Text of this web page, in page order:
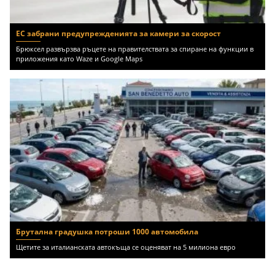
ЕС забрани предупрежденията за камери за скорост
Брюксел развързва ръцете на правителствата за спиране на функции в
приложения като Waze и Google Maps
Брутална градушка потроши 1000 автомобила
Щетите за италианската автокъща се оценяват на 5 милиона евро